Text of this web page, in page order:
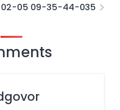
02-05 09-35-44-035